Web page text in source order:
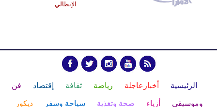
الإيطالي
الرئيسية أخبارعاجلة رياضة ثقافة إقتصاد فن
وموسيقى أزياء صحة وتغذية سياحة وسفر ديكور